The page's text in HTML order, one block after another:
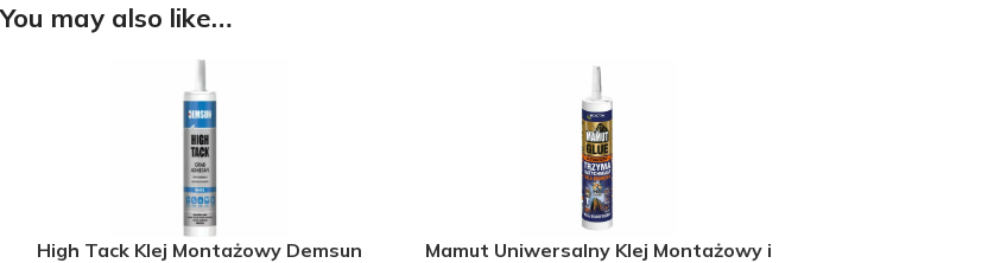
You may also like…
High Tack Klej Montażowy Demsun
Mamut Uniwersalny Klej Montażowy i